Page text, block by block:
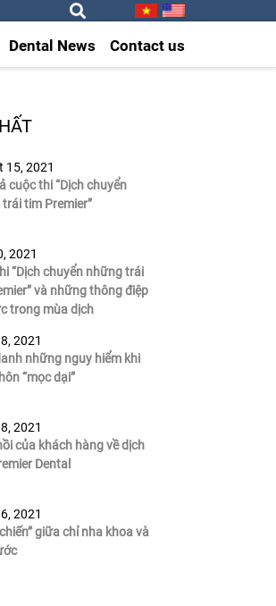
Dental News Contact us
15, 2021
cuộc thi “Dịch chuyển
tim Premier”
2021
“Dịch chuyển những trái
và những thông điệp
trong mùa dịch
2021
những nguy hiểm khi
“mọc dại”
2021
của khách hàng về dịch
Dental
2021
giữa chỉ nha khoa và